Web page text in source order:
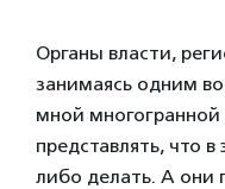
Органы власти,
занимаясь одним
мной
представлять, что
либо делать. А они